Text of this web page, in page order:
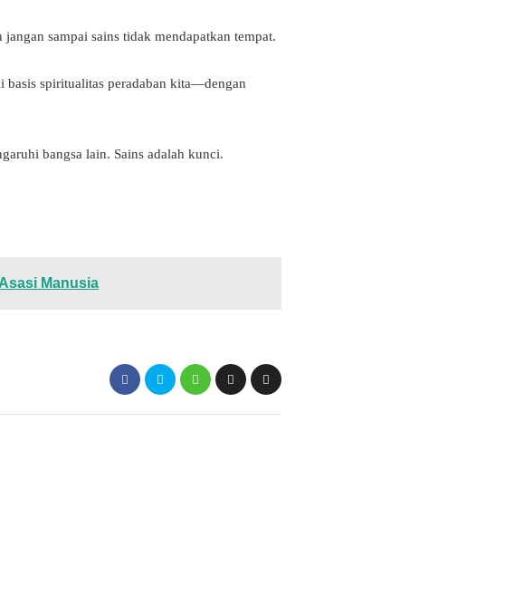
sampai sains tidak mendapatkan tempat.
spiritualitas peradaban kita—dengan
bangsa lain. Sains adalah kunci.
Manusia